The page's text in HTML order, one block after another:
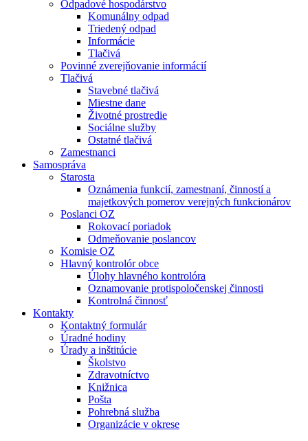
Odpadové hospodárstvo
Komunálny odpad
Triedený odpad
Informácie
Tlačivá
Povinné zverejňovanie informácií
Tlačivá
Stavebné tlačivá
Miestne dane
Životné prostredie
Sociálne služby
Ostatné tlačivá
Zamestnanci
Samospráva
Starosta
Oznámenia funkcií, zamestnaní, činností a
majetkových pomerov verejných funkcionárov
Poslanci OZ
Rokovací poriadok
Odmeňovanie poslancov
Komisie OZ
Hlavný kontrolór obce
Úlohy hlavného kontrolóra
Oznamovanie protispoločenskej činnosti
Kontrolná činnosť
Kontakty
Kontaktný formulár
Úradné hodiny
Úrady a inštitúcie
Školstvo
Zdravotníctvo
Knižnica
Pošta
Pohrebná služba
Organizácie v okrese